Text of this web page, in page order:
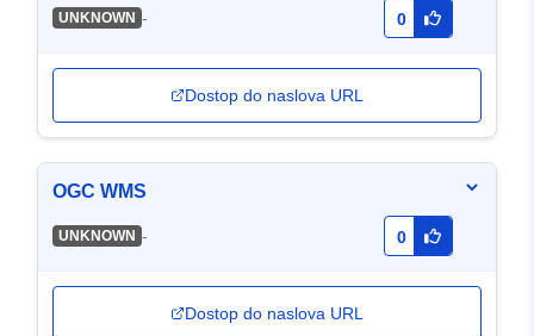
UNKNOWN - 0
Dostop do naslova URL
OGC WMS
UNKNOWN - 0
Dostop do naslova URL